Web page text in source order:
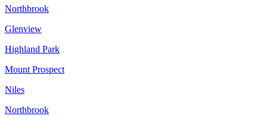
Northbrook
Glenview
Highland Park
Mount Prospect
Niles
Northbrook